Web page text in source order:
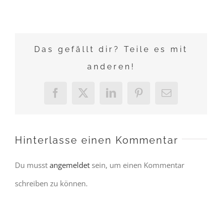
Das gefällt dir? Teile es mit
anderen!
Facebook
X LinkedInPinterest
E-
Hinterlasse einen Kommentar
Du musst angemeldet sein, um einen Kommentar
schreiben zu können.